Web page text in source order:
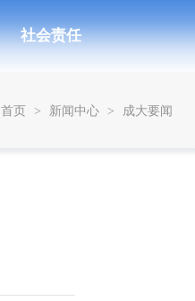
社会责任
首页 > 新闻中心 > 成大要闻